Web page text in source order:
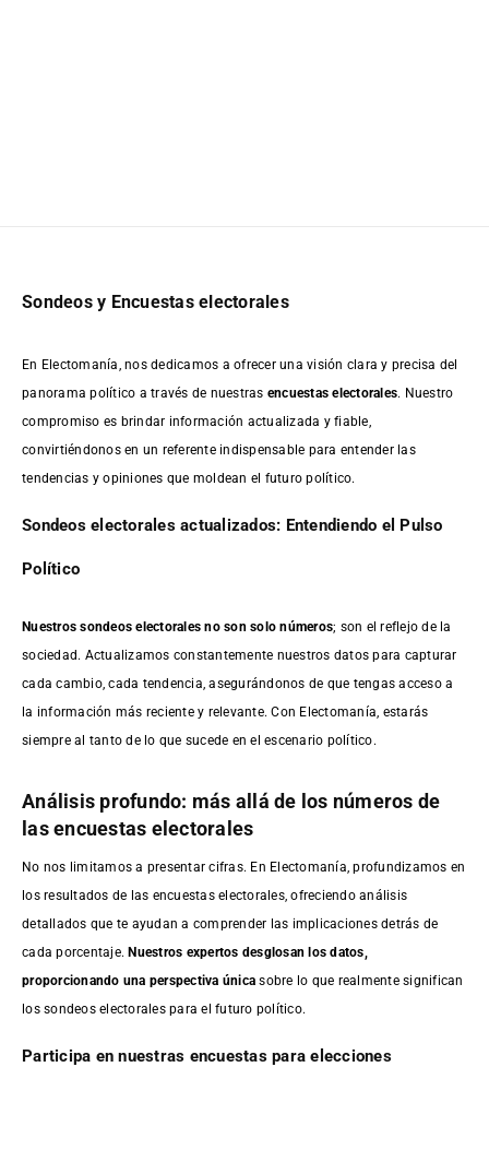
Sondeos y Encuestas electorales
En Electomanía, nos dedicamos a ofrecer una visión clara y precisa del
panorama político a través de nuestras encuestas electorales. Nuestro
compromiso es brindar información actualizada y fiable,
convirtiéndonos en un referente indispensable para entender las
tendencias y opiniones que moldean el futuro político.
Sondeos electorales actualizados: Entendiendo el Pulso
Político
Nuestros sondeos electorales no son solo números; son el reflejo de la
sociedad. Actualizamos constantemente nuestros datos para capturar
cada cambio, cada tendencia, asegurándonos de que tengas acceso a
la información más reciente y relevante. Con Electomanía, estarás
siempre al tanto de lo que sucede en el escenario político.
Análisis profundo: más allá de los números de
las encuestas electorales
No nos limitamos a presentar cifras. En Electomanía, profundizamos en
los resultados de las encuestas electorales, ofreciendo análisis
detallados que te ayudan a comprender las implicaciones detrás de
cada porcentaje.Nuestros expertos desglosan los datos,
proporcionando una perspectiva única sobre lo que realmente significan
los sondeos electorales para el futuro político.
Participa en nuestras encuestas para elecciones